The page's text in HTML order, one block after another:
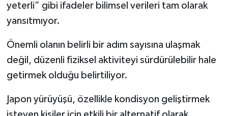
yeterli” gibi ifadeler bilimsel verileri tam olarak
yansıtmıyor.
Önemli olanın belirli bir adım sayısına ulaşmak
değil, düzenli fiziksel aktiviteyi sürdürülebilir hale
getirmek olduğu belirtiliyor.
Japon yürüyüşü, özellikle kondisyon geliştirmek